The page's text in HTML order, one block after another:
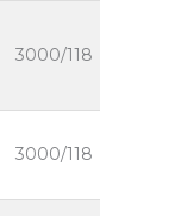
3000/118
3000/118